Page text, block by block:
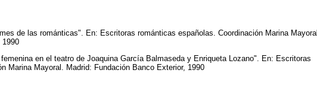
de las románticas". En: Escritoras románticas españolas. Coordinación Marina Mayoral.
1990
en el teatro de Joaquina García Balmaseda y Enriqueta Lozano". En: Escritoras
Marina Mayoral. Madrid: Fundación Banco Exterior, 1990